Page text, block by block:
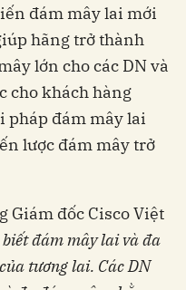
đám mây lai mới
hãng trở thành
lớn cho các DN và
cho khách hàng
pháp đám mây lai
lược đám mây trở
Giám đốc Cisco Việt
đám mây lai và đa
tương lai. Các DN